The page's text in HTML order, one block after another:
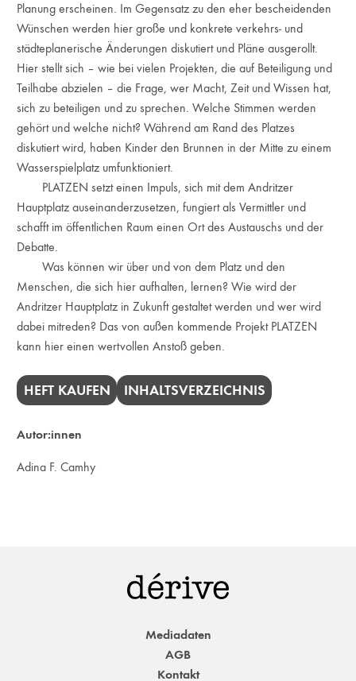
Planung erscheinen. Im Gegensatz zu den eher bescheidenden
Wünschen werden hier große und konkrete verkehrs- und
städteplanerische Änderungen diskutiert und Pläne ausgerollt.
Hier stellt sich – wie bei vielen Projekten, die auf Beteiligung und
Teilhabe abzielen – die Frage, wer Macht, Zeit und Wissen hat,
sich zu beteiligen und zu sprechen. Welche Stimmen werden
gehört und welche nicht? Während am Rand des Platzes
diskutiert wird, haben Kinder den Brunnen in der Mitte zu einem
Wasserspielplatz umfunktioniert.
PLATZEN setzt einen Impuls, sich mit dem Andritzer
Hauptplatz auseinanderzusetzen, fungiert als Vermittler und
schafft im öffentlichen Raum einen Ort des Austauschs und der
Debatte.
Was können wir über und von dem Platz und den
Menschen, die sich hier aufhalten, lernen? Wie wird der
Andritzer Hauptplatz in Zukunft gestaltet werden und wer wird
dabei mitreden? Das von außen kommende Projekt PLATZEN
kann hier einen wertvollen Anstoß geben.
HEFT KAUFEN INHALTSVERZEICHNIS
Autor:innen
Adina F. Camhy
Mediadaten
AGB
Kontakt